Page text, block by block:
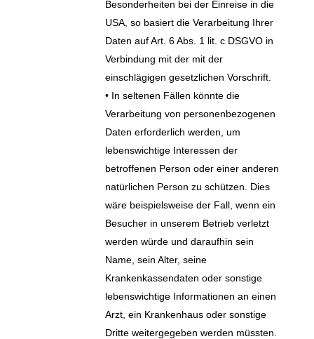
Besonderheiten bei der Einreise in die
USA, so basiert die Verarbeitung Ihrer
Daten auf Art. 6 Abs. 1 lit. c DSGVO in
Verbindung mit der mit der
einschlägigen gesetzlichen Vorschrift.
• In seltenen Fällen könnte die
Verarbeitung von personenbezogenen
Daten erforderlich werden, um
lebenswichtige Interessen der
betroffenen Person oder einer anderen
natürlichen Person zu schützen. Dies
wäre beispielsweise der Fall, wenn ein
Besucher in unserem Betrieb verletzt
werden würde und daraufhin sein
Name, sein Alter, seine
Krankenkassendaten oder sonstige
lebenswichtige Informationen an einen
Arzt, ein Krankenhaus oder sonstige
Dritte weitergegeben werden müssten.